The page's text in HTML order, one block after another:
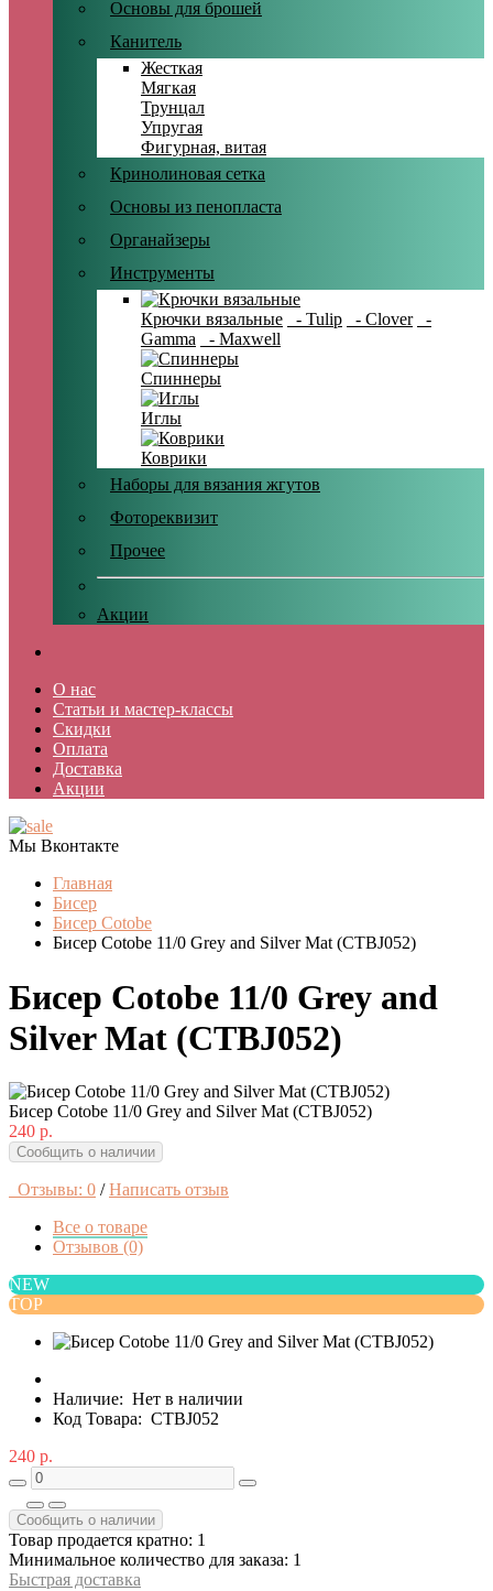
Основы для брошей
Канитель
Жесткая
Мягкая
Трунцал
Упругая
Фигурная, витая
Кринолиновая сетка
Основы из пенопласта
Органайзеры
Инструменты
Крючки вязальные - Tulip - Clover
-
Gamma
- Maxwell
Спиннеры
Иглы
Коврики
Наборы для вязания жгутов
Фотореквизит
Прочее
Акции
О нас
Статьи и мастер-классы
Скидки
Оплата
Доставка
Акции
Мы Вконтакте
Главная
Бисер
Бисер Cotobe
Бисер Cotobe 11/0 Grey and Silver Mat (CTBJ052)
Бисер Cotobe 11/0 Grey and
Silver Mat (CTBJ052)
Бисер Cotobe 11/0 Grey and Silver Mat (CTBJ052)
240 р.
Сообщить о наличии
Отзывы: 0 / Написать отзыв
Все о товаре
Отзывов (0)
NEW
TOP
Наличие: Нет в наличии
Код Товара: CTBJ052
240 р.
Сообщить о наличии
Товар продается кратно: 1
Минимальное количество для заказа: 1
Быстрая доставка